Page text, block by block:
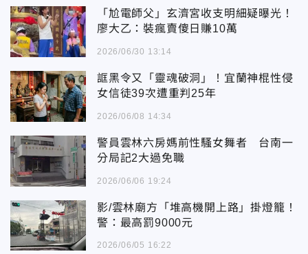
「尬電師父」玄濟宮收支明細疑曝光！
廖大乙：裝瘋賣傻日賺10萬
2026/06/30 13:14
誆黑令又「靈魂破洞」！宜蘭神棍性侵
女信徒39次遭重判25年
2026/06/08 14:34
警員雲林六房媽前性騷女舞者 台南一
分局記2大過免職
2026/06/06 19:24
影/雲林廟方「堆高機開上路」掛燈籠！
警：最高罰9000元
2026/06/05 16:22